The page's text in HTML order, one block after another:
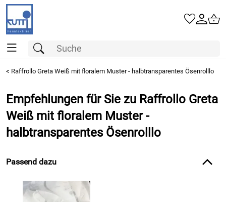
< Raffrollo Greta Weiß mit floralem Muster - halbtransparentes Ösenrolllo
Empfehlungen für Sie zu Raffrollo Greta
Weiß mit floralem Muster -
halbtransparentes Ösenrolllo
Passend dazu